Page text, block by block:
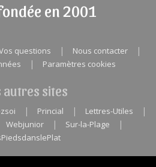
en 2001
questions | Nous contacter |
| Paramètres cookies
autres sites
| Princial | Lettres-Utiles |
Webjunior | Sur-la-Plage |